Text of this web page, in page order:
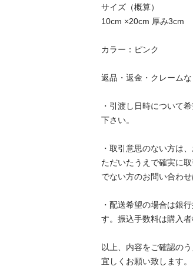
サイズ（概算）
10cm ×20cm 厚み3cm
カラー：ピンク
返品・返金・クレーム
・引渡し日時について
下さい。
・取引意思のない方は
ただいたうえで確実に
でない方のお問い合わせ
・配送希望の場合は銀
す。振込手数料は購入
以上、内容をご確認の